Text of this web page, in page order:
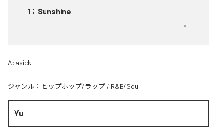
1 ： Sunshine
Yu
Acasick
ジャンル： ヒップホップ/ラップ / R&B/Soul
Yu